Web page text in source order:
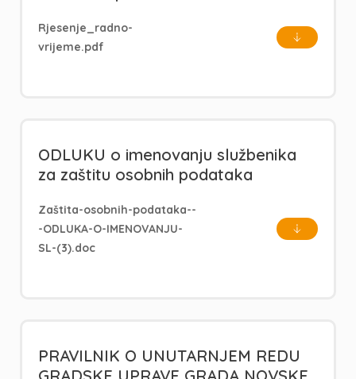
Rjesenje_radno-
vrijeme.pdf
ODLUKU o imenovanju službenika
za zaštitu osobnih podataka
Zaštita-osobnih-podataka--
-ODLUKA-O-IMENOVANJU-
SL-(3).doc
PRAVILNIK O UNUTARNJEM REDU